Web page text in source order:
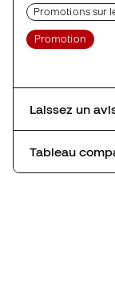
Promotions sur
Promotion
Tableau